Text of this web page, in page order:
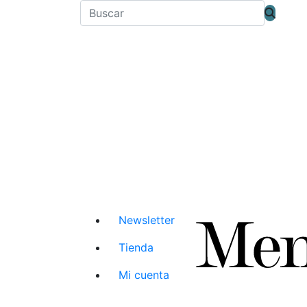
Newsletter
Tienda
Mi cuenta